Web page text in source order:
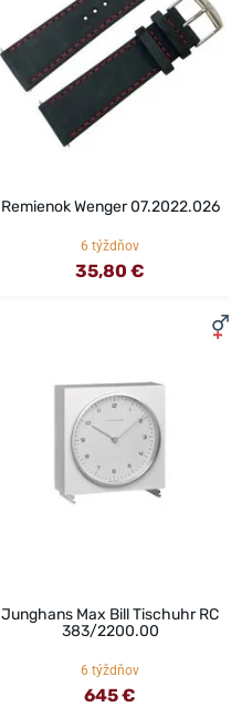
Remienok Wenger 07.2022.026
6 týždňov
35,80 €
Junghans Max Bill Tischuhr RC
383/2200.00
6 týždňov
645 €